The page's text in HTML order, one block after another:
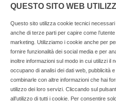
Copyright © 2025
professionisti della
Socialfarma.it è un
QUESTO SITO WEB
Questo sito utilizza cookie tecnici
anche di terze parti per capire come
marketing. Utilizziamo i cookie anche per
fornire funzionalità dei social media e per
inoltre informazioni sul modo in cui utilizzi il
occupano di analisi dei dati web, pubblicità
combinarle con altre informazioni che hai
utilizzo dei loro servizi. Cliccando sul
all’utilizzo di tutti i cookie. Per consentire